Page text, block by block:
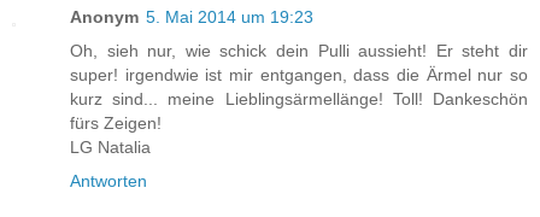
Anonym 5. Mai 2014 um 19:23
Oh, sieh nur, wie schick dein Pulli aussieht! Er steht dir
super! irgendwie ist mir entgangen, dass die Ärmel nur so
kurz sind... meine Lieblingsärmellänge! Toll! Dankeschön
fürs Zeigen!
LG Natalia
Antworten